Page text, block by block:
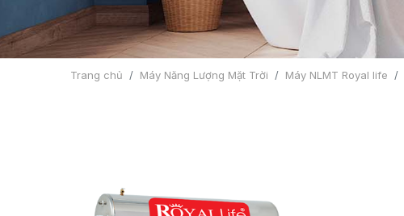
Trang chủ Máy Năng Lượng Mặt Trời Máy NLMT Royal life